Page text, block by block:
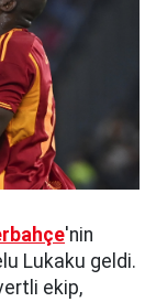
'nin
Lukaku geldi.
ekip,